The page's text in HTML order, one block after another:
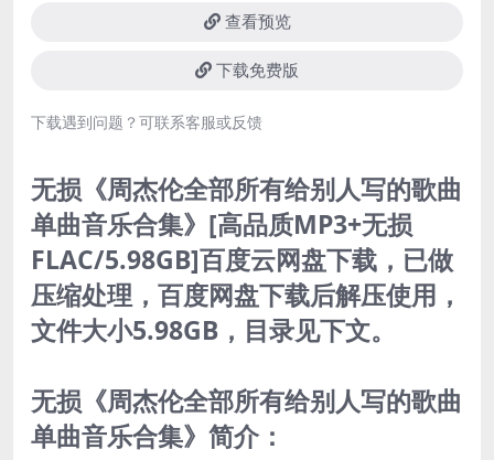
查看预览
下载免费版
下载遇到问题？可联系客服或反馈
无损《周杰伦全部所有给别人写的歌曲
单曲音乐合集》[高品质MP3+无损
FLAC/5.98GB]百度云网盘下载，已做
压缩处理，百度网盘下载后解压使用，
文件大小5.98GB，目录见下文。
无损《周杰伦全部所有给别人写的歌曲
单曲音乐合集》简介：